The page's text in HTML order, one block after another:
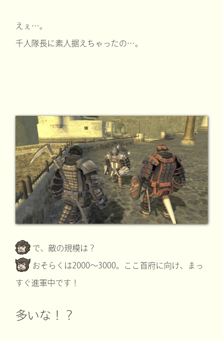
えぇ…。
千人隊長に素人据えちゃったの…。
で、敵の規模は？
おそらくは2000～3000。ここ首府に向け、まっ
すぐ進軍中です！
多いな！？